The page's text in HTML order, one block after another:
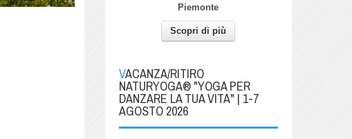
Piemonte
Scopri di più
VACANZA/RITIRO
NATURYOGA® "YOGA PER
DANZARE LA TUA VITA" | 1-7
AGOSTO 2026